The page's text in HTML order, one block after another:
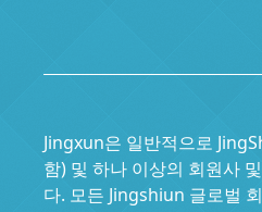
Jingxun은 일반적으로
함) 및 하나 이상의 회원사
다. 모든 Jingshiun 글로벌